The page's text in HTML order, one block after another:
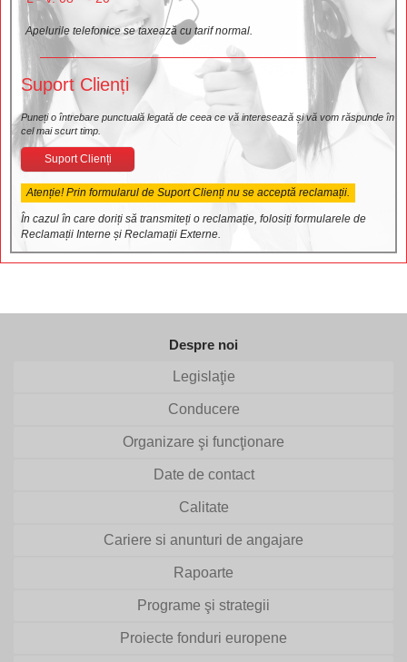
Apelurile telefonice se taxează cu tarif normal.
Suport Clienți
Puneți o întrebare punctuală legată de ceea ce vă interesează și vă vom răspunde în
cel mai scurt timp.
Suport Clienți
Atenție! Prin formularul de Suport Clienți nu se acceptă reclamații.
În cazul în care doriți să transmiteți o reclamație, folosiți formularele de
Reclamații Interne și Reclamații Externe.
Despre noi
Legislaţie
Conducere
Organizare şi funcţionare
Date de contact
Calitate
Cariere si anunturi de angajare
Rapoarte
Programe şi strategii
Proiecte fonduri europene